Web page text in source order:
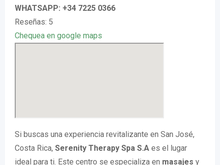
WHATSAPP: +34 7225 0366
Reseñas: 5
Chequea en google maps
Si buscas una experiencia revitalizante en San José,
Costa Rica, Serenity Therapy Spa S.A es el lugar
ideal para ti. Este centro se especializa en masajes y